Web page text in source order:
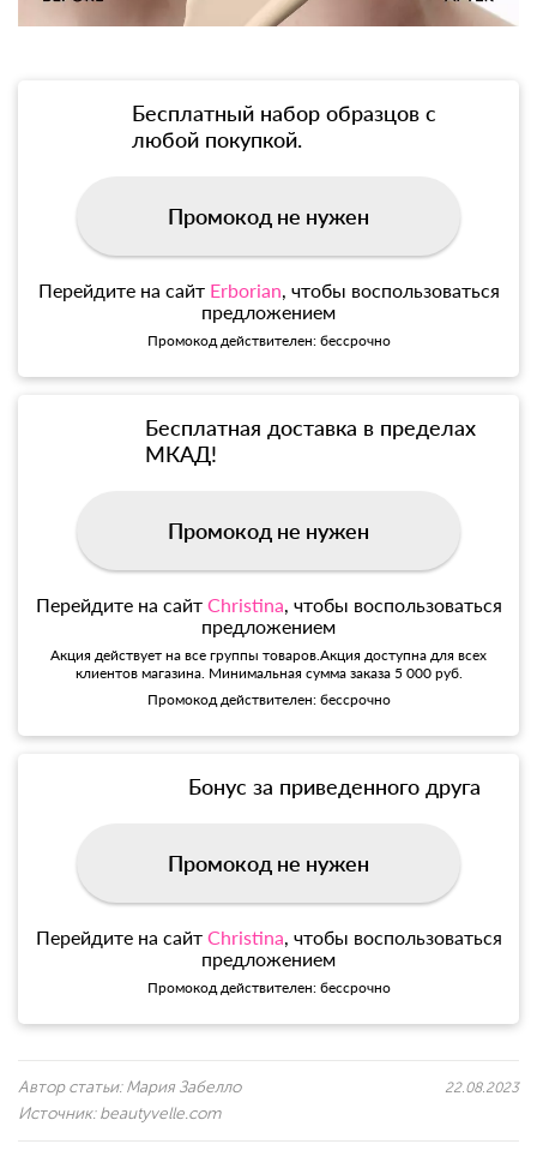
Бесплатный набор образцов с
любой покупкой.
Промокод не нужен
Перейдите на сайт Erborian, чтобы воспользоваться
предложением
Промокод действителен: бессрочно
Бесплатная доставка в пределах
МКАД!
Промокод не нужен
Перейдите на сайт Christina, чтобы воспользоваться
предложением
Акция действует на все группы товаров.Акция доступна для всех
клиентов магазина. Минимальная сумма заказа 5 000 руб.
Промокод действителен: бессрочно
Бонус за приведенного друга
Промокод не нужен
Перейдите на сайт Christina, чтобы воспользоваться
предложением
Промокод действителен: бессрочно
Автор статьи: Мария Забелло
Источник: beautyvelle.com
22.08.2023